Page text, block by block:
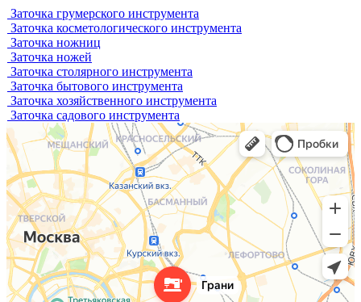
Заточка грумерского инструмента
Заточка косметологического инструмента
Заточка ножниц
Заточка ножей
Заточка столярного инструмента
Заточка бытового инструмента
Заточка хозяйственного инструмента
Заточка садового инструмента